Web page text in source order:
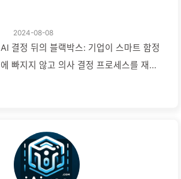
2024-08-08
AI 결정 뒤의 블랙박스: 기업이 스마트 함정
에 빠지지 않고 의사 결정 프로세스를 재구